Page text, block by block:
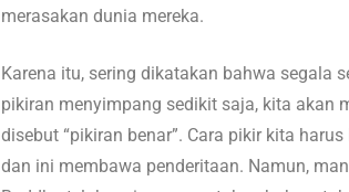
merasakan dunia mereka.
Karena itu, sering dikatakan bahwa segala
pikiran menyimpang sedikit saja, kita akan
disebut “pikiran benar”. Cara pikir kita
dan ini membawa penderitaan. Namun,